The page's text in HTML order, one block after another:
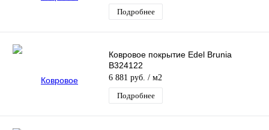
Подробнее
Ковровое покрытие Edel Brunia
B324122
6 881 руб. / м2
Подробнее